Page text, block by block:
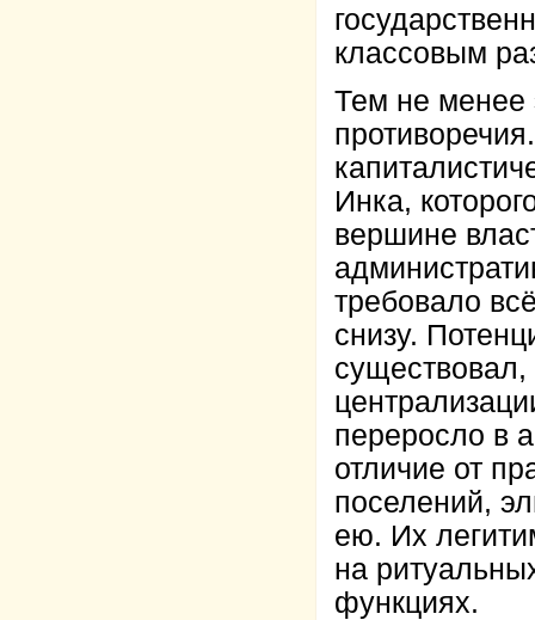
классовым
Тем не менее
Инка,
вершине
требовало
снизу.
переросло в
отличие от
поселений,
ею. Их
на
функциях.